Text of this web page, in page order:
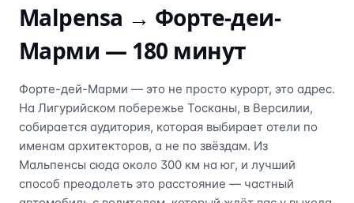
Malpensa → Форте-деи-
Марми — 180 минут
Форте-дей-Марми — это не просто курорт, это адрес.
На Лигурийском побережье Тосканы, в Версилии,
собирается аудитория, которая выбирает отели по
именам архитекторов, а не по звёздам. Из
Мальпенсы сюда около 300 км на юг, и лучший
способ преодолеть это расстояние — частный